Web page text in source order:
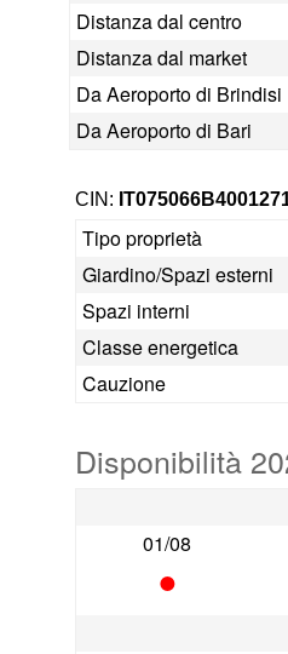
Distanza dal centro
Distanza dal market
Da Aeroporto di Brindisi
Da Aeroporto di Bari
CIN:
Tipo proprietà
Giardino/Spazi esterni
Spazi interni
Classe energetica
Cauzione
Disponibilità
01/08
•